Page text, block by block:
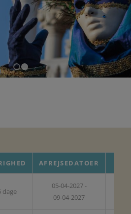
1 2
AFREJSEDATOER
dage
05-04-2027 -
09-04-2027